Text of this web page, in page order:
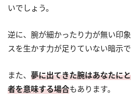
いでしょう。
逆に、腕が細かったり力が無い印
スを生かす力が足りていない暗示で
また、 夢に出てきた腕はあなたに
者を意味する場合もあります。